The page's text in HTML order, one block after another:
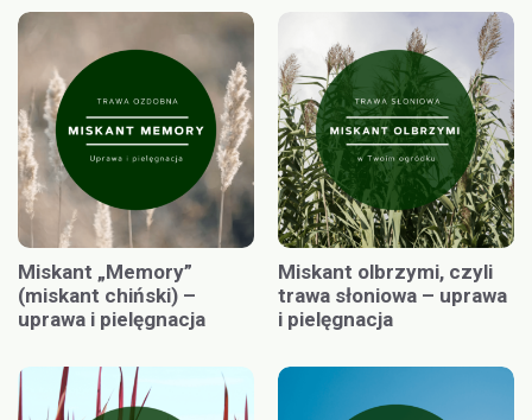
Miskant „Memory”
(miskant chiński) –
uprawa i pielęgnacja
Miskant olbrzymi, czyli
trawa słoniowa – uprawa
i pielęgnacja